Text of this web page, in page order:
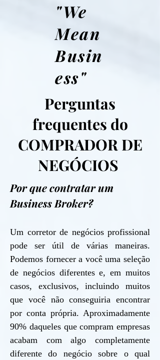
"We
Mean
Busin
ess"
Perguntas
frequentes do
COMPRADOR DE
NEGÓCIOS
Por que contratar um
Business Broker?
Um corretor de negócios profissional
pode ser útil de várias maneiras.
Podemos fornecer a você uma seleção
de negócios diferentes e, em muitos
casos, exclusivos, incluindo muitos
que você não conseguiria encontrar
por conta própria. Aproximadamente
90% daqueles que compram empresas
acabam com algo completamente
diferente do negócio sobre o qual